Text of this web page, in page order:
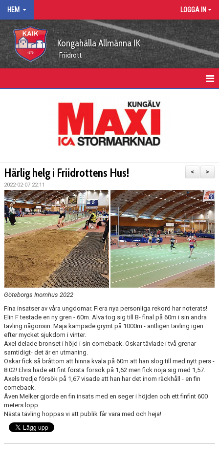
HEM LOGGA IN
Kongahälla Allmänna IK
Friidrott
VÅRA ARRANGEMANG
FUNKTIONÄRSUPPDRAG
ARBETSGRUPPER
NYHETSARKIV
>
<
Härlig helg i Friidrottens Hus!
2022-02-07 22:11
Göteborgs Inomhus 2022
Fina insatser av våra ungdomar. Flera nya personliga rekord har noterats!
Elin F testade en ny gren - 60m. Alva tog sig till B- final på 60m i sin andra
tävling någonsin. Maja kämpade grymt på 1000m - äntligen tävling igen
efter mycket sjukdom i vinter.
Axel delade bronset i höjd i sin comeback. Oskar tävlade i två grenar
samtidigt- det är en utmaning.
Oskar fick så bråttom att hinna kvala på 60m att han slog till med nytt pers -
8.02! Elvis hade ett fint första försök på 1,62 men fick nöja sig med 1,57.
Axels tredje försök på 1,67 visade att han har det inom räckhåll - en fin
comeback.
Även Melker gjorde en fin insats med en seger i höjden och ett finfint 600
meters lopp.
Nästa tävling hoppas vi att publik får vara med och heja!